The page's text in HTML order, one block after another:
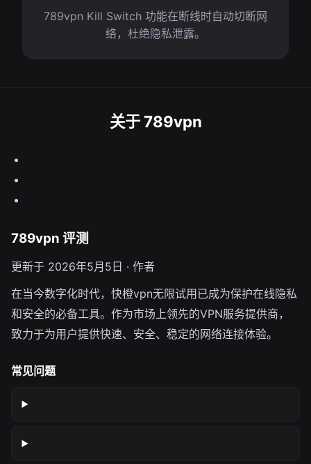
789vpn Kill Switch 功能在断线时自动切断网
络，杜绝隐私泄露。
关于 789vpn
789vpn 评测
更新于 2026年5月5日 · 作者
在当今数字化时代，快橙vpn无限试用已成为保护在线隐私
和安全的必备工具。作为市场上领先的VPN服务提供商，
致力于为用户提供快速、安全、稳定的网络连接体验。
常见问题